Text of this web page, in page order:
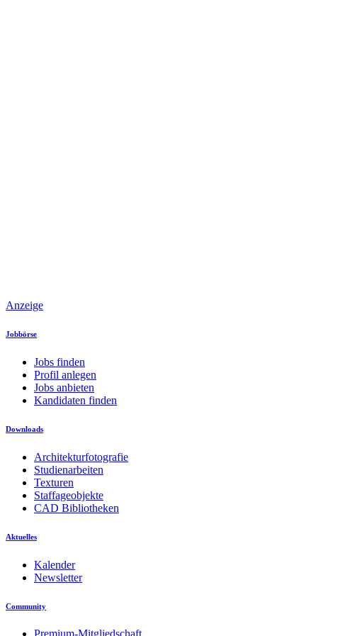
Anzeige
Jobbörse
Jobs finden
Profil anlegen
Jobs anbieten
Kandidaten finden
Downloads
Architekturfotografie
Studienarbeiten
Texturen
Staffageobjekte
CAD Bibliotheken
Aktuelles
Kalender
Newsletter
Community